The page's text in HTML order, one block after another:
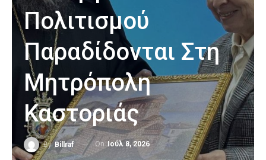
Πολιτισμού
Παραδίδονται Στη
Μητρόπολη
Καστοριάς
By Billraf On Ιούλ 8, 2026